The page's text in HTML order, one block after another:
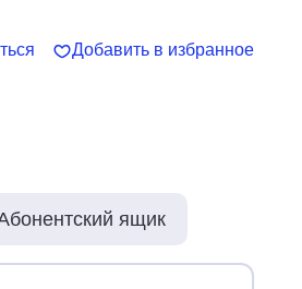
Добавить в избранное
ящик